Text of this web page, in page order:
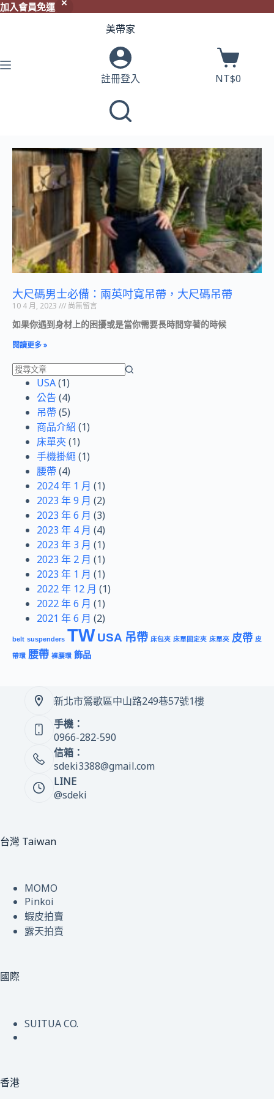
加入會員免運
美帶家
註冊登入 NT$0
大尺碼男士必備：兩英吋寬吊帶，大尺碼吊帶
10 4 月, 2023 尚無留言
如果你遇到身材上的困擾或是當你需要長時間穿著的時候
閱讀更多 »
USA(1)
公告 (4)
吊帶 (5)
商品介紹 (1)
床單夾(1)
手機掛繩(1)
腰帶 (4)
2024 年 1 月 (1)
2023 年 9 月 (2)
2023 年 6 月 (3)
2023 年 4 月 (4)
2023 年 3 月 (1)
2023 年 2 月 (1)
2023 年 1 月 (1)
2022 年 12 月 (1)
2022 年 6 月 (1)
2021 年 6 月 (2)
belt suspenders TW USA 吊帶 床包夾 床單固定夾 床單夾 皮帶 皮
帶環 腰帶 褲腰環 飾品
新北市鶯歌區中山路249巷57號1樓
手機：
0966-282-590
信箱：
sdeki3388@gmail.com
LINE
@sdeki
台灣 Taiwan
MOMO
Pinkoi
蝦皮拍賣
露天拍賣
國際
SUITUA CO.
香港